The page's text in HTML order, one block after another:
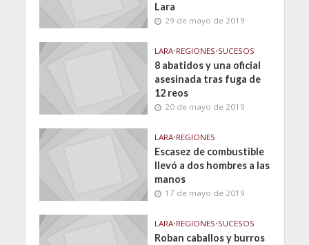
Lara
29 de mayo de 2019
LARA•REGIONES•SUCESOS
8 abatidos y una oficial
asesinada tras fuga de
12 reos
20 de mayo de 2019
LARA•REGIONES
Escasez de combustible
llevó a dos hombres a las
manos
17 de mayo de 2019
LARA•REGIONES•SUCESOS
Roban caballos y burros